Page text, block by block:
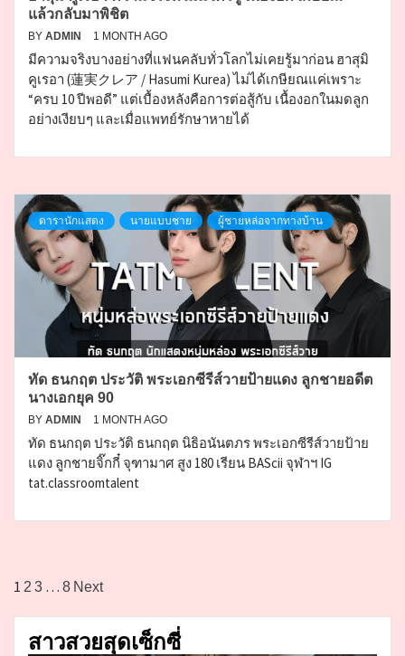
แล้วกลับมาพิชิต
BY ADMIN 1 MONTH AGO
มีความจริงบางอย่างที่แฟนคลับทั่วโลกไม่เคยรู้มาก่อน ฮาสุมิ
คูเรอา (蓮実クレア / Hasumi Kurea) ไม่ได้เกษียณแค่เพราะ
“ครบ 10 ปีพอดี” แต่เบื้องหลังคือการต่อสู้กับ เนื้องอกในมดลูก
อย่างเงียบๆ และเมื่อแพทย์รักษาหายได้
ดารานักแสดง นายแบบชาย ผู้ชายหล่อจากทางบ้าน
ทัด ธนกฤต ประวัติ พระเอกซีรีส์วายป้ายแดง ลูกชายอดีต
นางเอกยุค 90
BY ADMIN 1 MONTH AGO
ทัด ธนกฤต ประวัติ ธนกฤต นิธิอนันตภร พระเอกซีรีส์วายป้าย
แดง ลูกชายจิ๊กกี๋ จุฑามาศ สูง 180 เรียน BAScii จุฬาฯ IG
tat.classroomtalent
Posts
pagination
1 2 3 … 8 Next
สาวสวยสุดเซ็กซี่